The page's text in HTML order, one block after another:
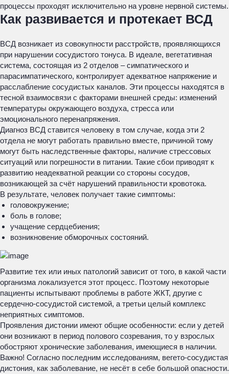
процессы проходят исключительно на уровне нервной системы.
Как развивается и протекает ВСД
ВСД возникает из совокупности расстройств, проявляющихся
при нарушении сосудистого тонуса. В идеале, вегетативная
система, состоящая из 2 отделов – симпатического и
парасимпатического, контролирует адекватное напряжение и
расслабление сосудистых каналов. Эти процессы находятся в
тесной взаимосвязи с факторами внешней среды: изменений
температуры окружающего воздуха, стресса или
эмоционального перенапряжения.
Диагноз ВСД ставится человеку в том случае, когда эти 2
отдела не могут работать правильно вместе, причиной тому
могут быть наследственные факторы, наличие стрессовых
ситуаций или погрешности в питании. Такие сбои приводят к
развитию неадекватной реакции со стороны сосудов,
возникающей за счёт нарушений правильности кровотока.
В результате, человек получает такие симптомы:
головокружение;
боль в голове;
учащение сердцебиения;
возникновение обморочных состояний.
Развитие тех или иных патологий зависит от того, в какой части
организма локализуется этот процесс. Поэтому некоторые
пациенты испытывают проблемы в работе ЖКТ, другие с
сердечно-сосудистой системой, а третьи целый комплекс
неприятных симптомов.
Проявления дистонии имеют общие особенности: если у детей
они возникают в период полового созревания, то у взрослых
обостряют хронические заболевания, имеющиеся в наличии.
Важно! Согласно последним исследованиям, вегето-сосудистая
дистония, как заболевание, не несёт в себе большой опасности.